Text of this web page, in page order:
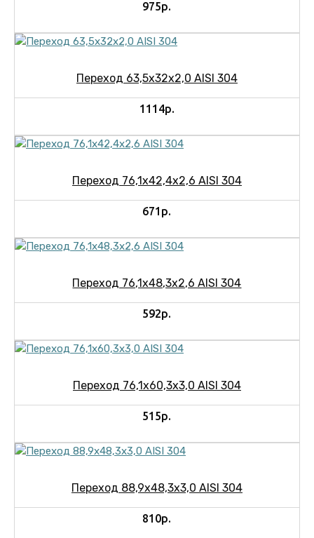
975р.
Переход 63,5х32х2,0 AISI 304
1114р.
Переход 76,1х42,4х2,6 AISI 304
671р.
Переход 76,1х48,3х2,6 AISI 304
592р.
Переход 76,1х60,3х3,0 AISI 304
515р.
Переход 88,9х48,3х3,0 AISI 304
810р.